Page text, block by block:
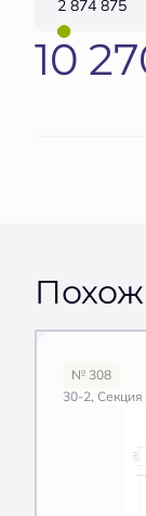
10
№ 308
30-2,